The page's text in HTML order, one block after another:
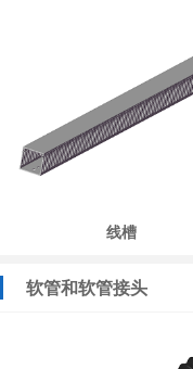
线槽
软管和软管接头